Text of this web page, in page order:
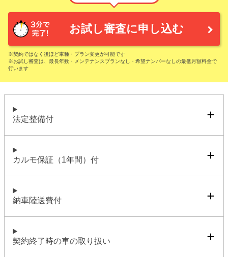
お試し審査に申し込む
※契約ではなく後ほど車種・プラン変更が可能です
※お試し審査は、最長年数・メンテナンスプランなし・希望ナンバーなしの最低月額料金で
行います
法定整備付
カルモ保証（1年間）付
納車陸送費付
契約終了時の車の取り扱い